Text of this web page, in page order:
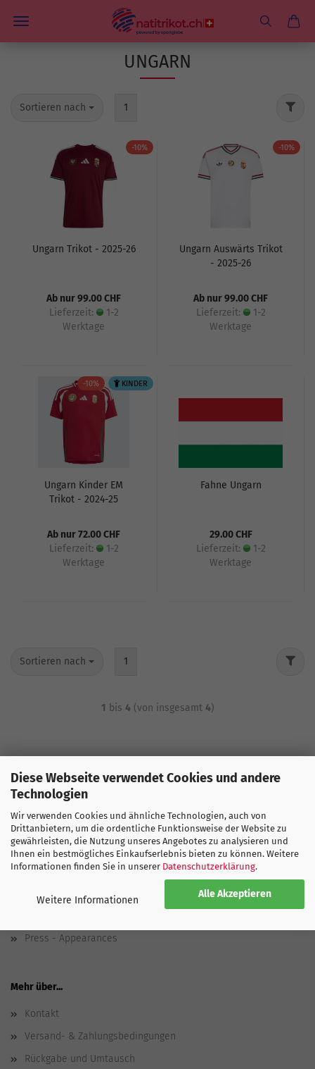
Diese Webseite verwendet Cookies und andere
Technologien
Wir verwenden Cookies und ähnliche Technologien, auch von
Drittanbietern, um die ordentliche Funktionsweise der Website zu
gewährleisten, die Nutzung unseres Angebotes zu analysieren und
Ihnen ein bestmögliches Einkaufserlebnis bieten zu können. Weitere
Informationen finden Sie in unserer Datenschutzerklärung.
Alle Akzeptieren
Weitere Informationen
UNGARN
Sortieren nach 1
-10%
Ungarn Trikot - 2025-26
Ab nur 99.00 CHF
Lieferzeit:
1-2
Werktage
-10%
Ungarn Auswärts Trikot
- 2025-26
Ab nur 99.00 CHF
Lieferzeit:
1-2
Werktage
-10% KINDER
Ungarn Kinder EM
Trikot - 2024-25
Ab nur 72.00 CHF
Lieferzeit:
1-2
Werktage
Fahne Ungarn
29.00 CHF
Lieferzeit:
1-2
Werktage
Sortieren nach 1
1 bis 4(von insgesamt 4)
SPORTGLOBE
About us
Ecology
Press - Appearances
Mehr über...
Kontakt
Versand- & Zahlungsbedingungen
Rückgabe und Umtausch